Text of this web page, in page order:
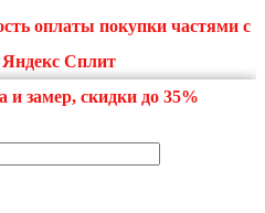
оплаты покупки частями с
Сплит
и замер, скидки до 35%